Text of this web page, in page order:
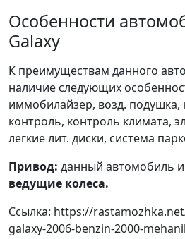
Особенности
Galaxy
К преимуществам данного
наличие следующих
иммобилайзер, возд. подушка,
контроль, контроль климата,
легкие лит. диски, система
Привод: данный автомобиль
ведущие колеса.
Ссылка: https://
galaxy-2006-benzin-2000-